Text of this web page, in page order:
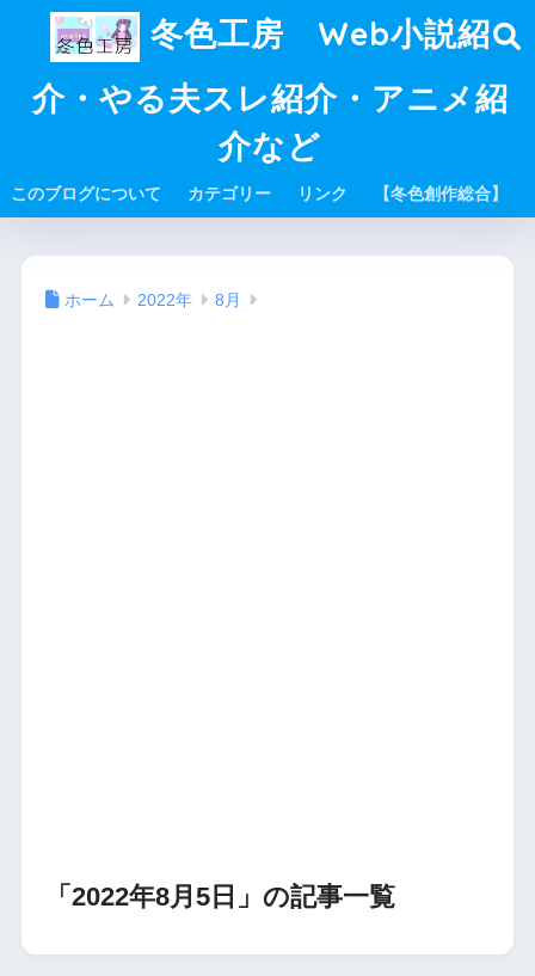
冬色工房 Web小説紹
介・やる夫スレ紹介・アニメ紹
介など
このブログについて カテゴリー リンク 【冬色創作総合】
ホーム 2022年 8月
「2022年8月5日」の記事一覧